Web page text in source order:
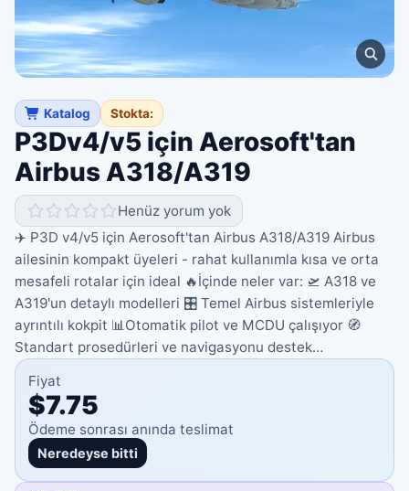
Katalog Stokta:
P3Dv4/v5 için Aerosoft'tan
Airbus A318/A319
Henüz yorum yok
✈️ P3D v4/v5 için Aerosoft'tan Airbus A318/A319 Airbus
ailesinin kompakt üyeleri - rahat kullanımla kısa ve orta
mesafeli rotalar için ideal 🔥İçinde neler var: 🛫 A318 ve
A319'un detaylı modelleri 🎛 Temel Airbus sistemleriyle
ayrıntılı kokpit 📊Otomatik pilot ve MCDU çalışıyor 🧭
Standart prosedürleri ve navigasyonu destek…
Fiyat
$7.75
Ödeme sonrası anında teslimat
Neredeyse bitti